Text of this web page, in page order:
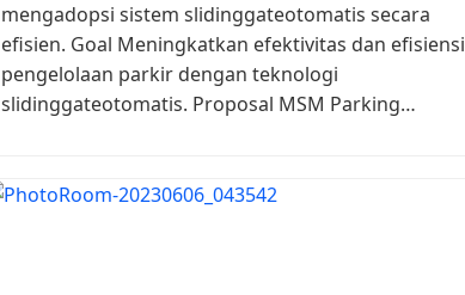
mengadopsi sistem slidinggateotomatis secara
efisien. Goal Meningkatkan efektivitas dan efisiensi
pengelolaan parkir dengan teknologi
slidinggateotomatis. Proposal MSM Parking…